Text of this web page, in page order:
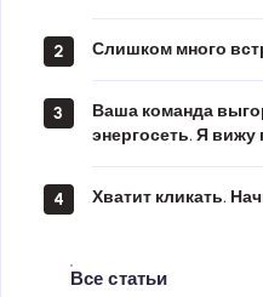
2 Слишком много
3
Ваша команда
энергосеть. Я вижу
4 Хватит кликать.
Все статьи